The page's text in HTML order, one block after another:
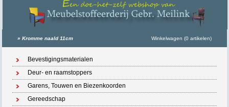
»Kromme naald 11cm Winkelwagen (0 artikelen)
Bevestigingsmaterialen
Deur- en raamstoppers
Garens, Touwen en Biezenkoorden
Gereedschap